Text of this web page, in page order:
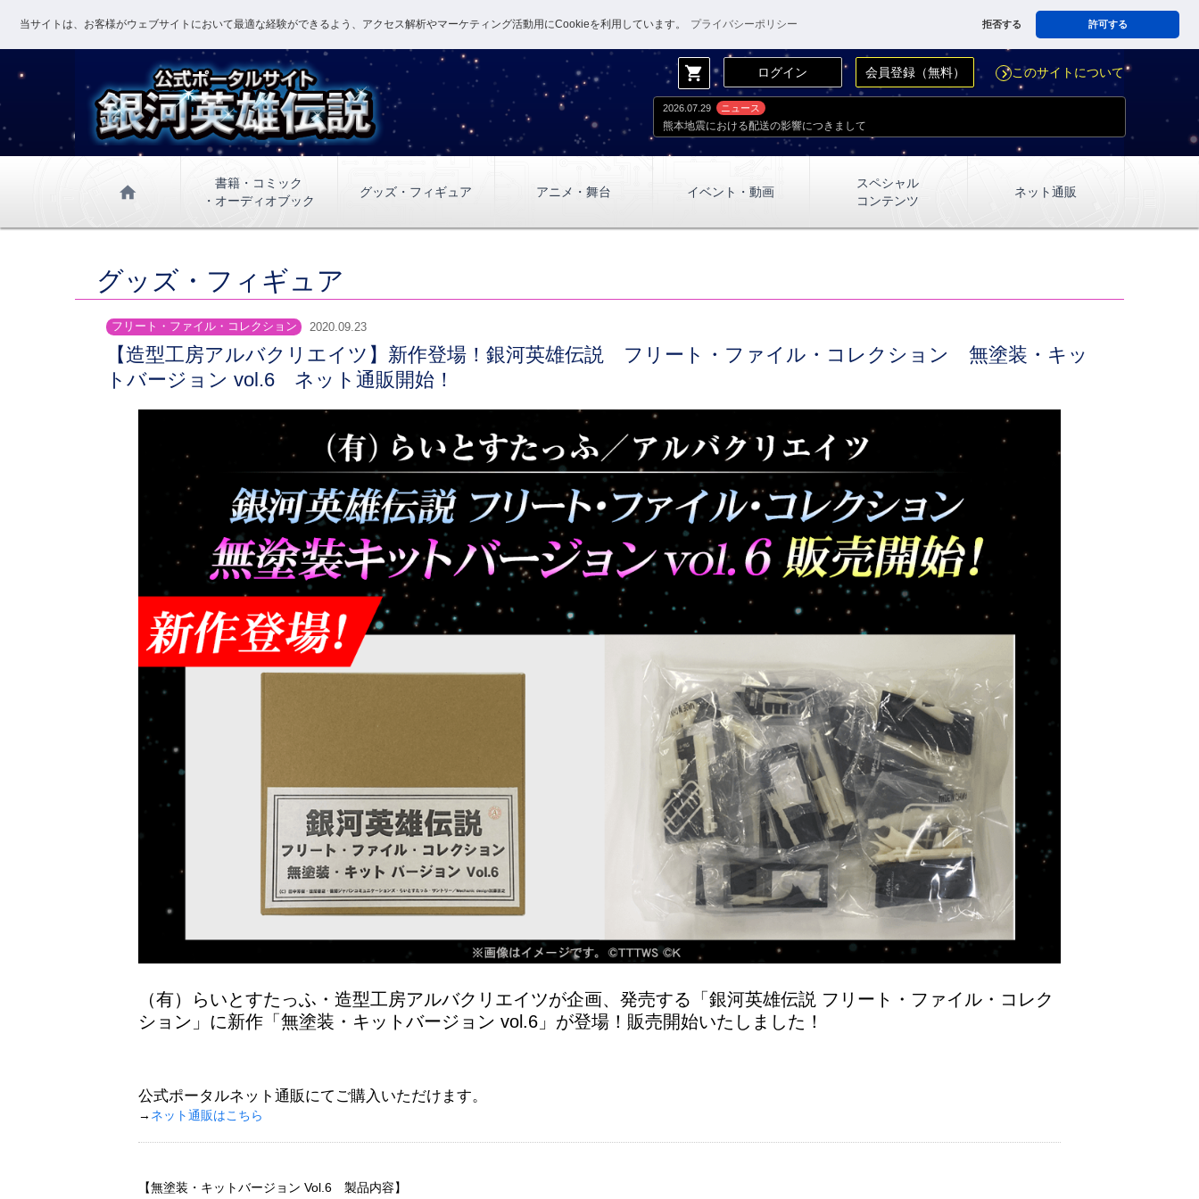
当サイトは、お客様がウェブサイトにおいて最適な経験ができるよう、アクセス解析やマーケティング活動用にCookieを利用しています。 プライバシーポリシー 拒否する 許可する
shopping_cart ログイン 会員登録（無料） navigate_nextこのサイトについて
2026.07.29 ニュース
熊本地震における配送の影響につきまして
home
書籍・コミック
・オーディオブック
グッズ・フィギュア アニメ・舞台 イベント・動画
スペシャル
コンテンツ
ネット通販
グッズ・フィギュア
フリート・ファイル・コレクション 2020.09.23
【造型工房アルバクリエイツ】新作登場！銀河英雄伝説 フリート・ファイル・コレクション 無塗装・キッ
トバージョン vol.6 ネット通販開始！
（有）らいとすたっふ・造型工房アルバクリエイツが企画、発売する「銀河英雄伝説 フリート・ファイル・コレク
ション」に新作「無塗装・キットバージョン vol.6」が登場！販売開始いたしました！
公式ポータルネット通販にてご購入いただけます。
→ ネット通販はこちら
【無塗装・キットバージョン Vol.6 製品内容】